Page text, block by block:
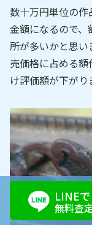
LINEで
無料査
数十万円単位の
金額になるので
所が多いかと思
売価格に占める
け評価額が下がり